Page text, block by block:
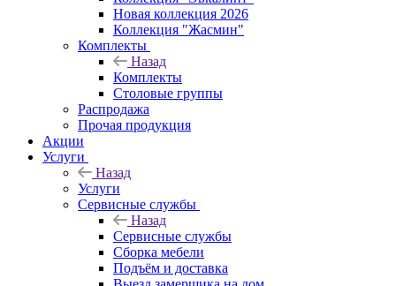
Новая коллекция 2026
Коллекция "Жасмин"
Комплекты
Назад
Комплекты
Столовые группы
Распродажа
Прочая продукция
Акции
Услуги
Назад
Услуги
Сервисные службы
Назад
Сервисные службы
Сборка мебели
Подъём и доставка